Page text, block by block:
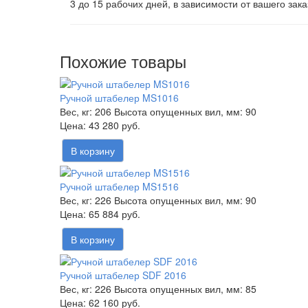
3 до 15 рабочих дней, в зависимости от вашего
Похожие товары
Ручной штабелер MS1016
Вес, кг: 206 Высота опущенных вил, мм: 90
43 280 руб.
В корзину
Ручной штабелер MS1516
Вес, кг: 226 Высота опущенных вил, мм: 90
65 884 руб.
В корзину
Ручной штабелер SDF 2016
Вес, кг: 226 Высота опущенных вил, мм: 85
62 160 руб.